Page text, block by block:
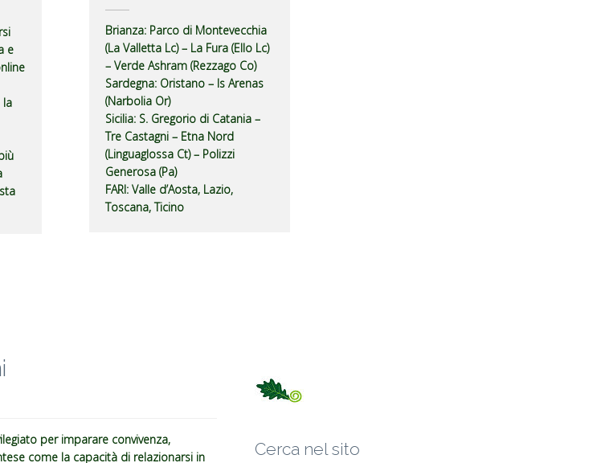
e
la
Brianza: Parco di Montevecchia
(La Valletta Lc) – La Fura (Ello Lc)
– Verde Ashram (Rezzago Co)
Sardegna: Oristano – Is Arenas
(Narbolia Or)
Sicilia: S. Gregorio di Catania –
Tre Castagni – Etna Nord
(Linguaglossa Ct) – Polizzi
Generosa (Pa)
FARI: Valle d’Aosta, Lazio,
Toscana, Ticino
per imparare convivenza,
come la capacità di relazionarsi in
Cerca nel sito